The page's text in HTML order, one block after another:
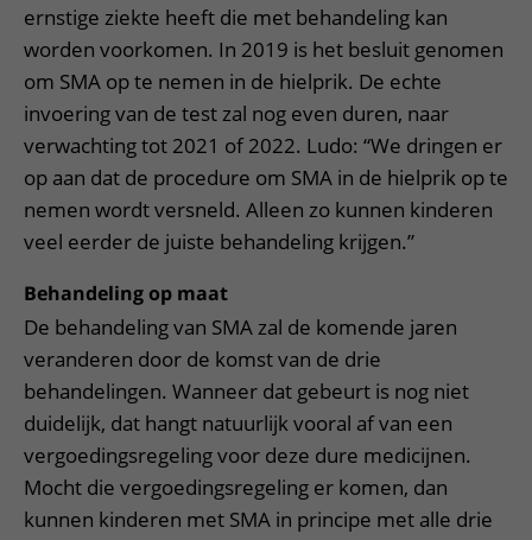
ernstige ziekte heeft die met behandeling kan
worden voorkomen. In 2019 is het besluit genomen
om SMA op te nemen in de hielprik. De echte
invoering van de test zal nog even duren, naar
verwachting tot 2021 of 2022. Ludo: “We dringen er
op aan dat de procedure om SMA in de hielprik op te
nemen wordt versneld. Alleen zo kunnen kinderen
veel eerder de juiste behandeling krijgen.”
Behandeling op maat
De behandeling van SMA zal de komende jaren
veranderen door de komst van de drie
behandelingen. Wanneer dat gebeurt is nog niet
duidelijk, dat hangt natuurlijk vooral af van een
vergoedingsregeling voor deze dure medicijnen.
Mocht die vergoedingsregeling er komen, dan
kunnen kinderen met SMA in principe met alle drie